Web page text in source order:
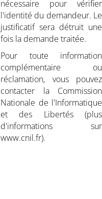
nécessaire pour vérifier
l'identité du demandeur. Le
justificatif sera détruit une
fois la demande traitée.
Pour toute information
complémentaire ou
réclamation, vous pouvez
contacter la Commission
Nationale de l'Informatique
et des Libertés (plus
d'informations sur
www.cnil.fr).